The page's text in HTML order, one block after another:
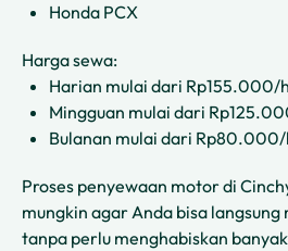
Honda PCX
Harga sewa:
Harian mulai dari Rp155.000/
Mingguan mulai dari
Bulanan mulai dari
Proses penyewaan motor di
mungkin agar Anda bisa
tanpa perlu menghabiskan